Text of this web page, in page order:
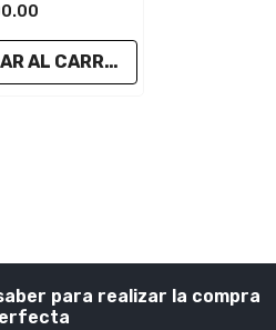
AL CARRITO
para realizar la compra